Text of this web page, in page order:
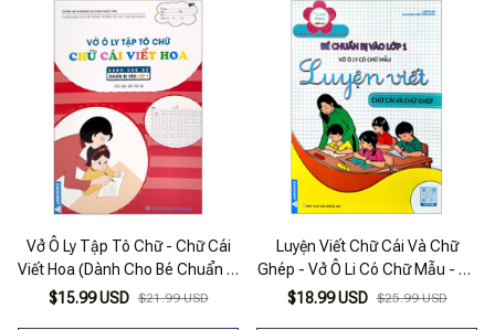
Vở Ô Ly Tập Tô Chữ - Chữ Cái
Viết Hoa (Dành Cho Bé Chuẩn Bị
Vào Lớp 1)
$15.99 USD $21.99 USD
Luyện Viết Chữ Cái Và Chữ
Ghép - Vở Ô Li Có Chữ Mẫu - Bé
Chuẩn Bị Vào Lớp 1
$18.99 USD $25.99 USD